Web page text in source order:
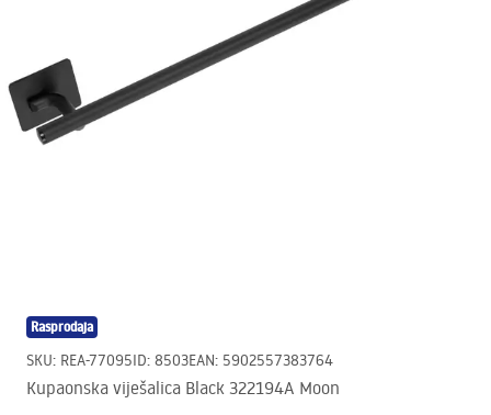
Rasprodaja
SKU: REA-77095ID: 8503EAN: 5902557383764
Kupaonska viješalica Black 322194A Moon